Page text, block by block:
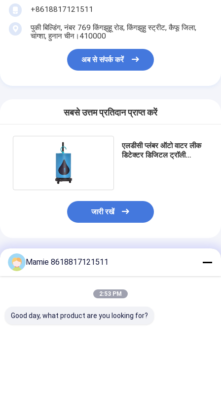
+8618817121511
पुकी बिल्डिंग, नंबर 769 किंगझुहू रोड, किंगझुहु स्ट्रीट, कैफू जिला,
चांग्शा, हुनान चीन।410000
अब से संपर्क करें
सबसे उत्तम प्रतिदान प्राप्त करें
एलडीसी प्लंबर ऑटो वाटर लीक
डिटेक्टर डिजिटल ट्रॉली
जारी रखें
अनुशंसित उत्पाद
Mamie 8618817121511
2:53 PM
Good day, what product are you looking for?